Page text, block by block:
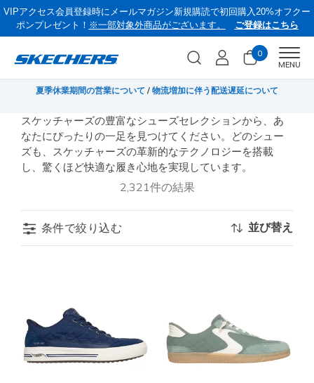
VIPアクセス会員登録時にメールマガジン新規購読で初回購入20%オフクー
ポンプレゼント！ ※一部対象外商品がございます。 ご登録はこちら
0
MENU
夏季休業期間の営業について / 物流増加に伴う配送遅延について
スケッチャーズの豊富なシューズセレクションから、あ
なたにぴったりの一足を見つけてください。どのシュー
ズも、スケッチャーズの革新的なテクノロジーを搭載
し、驚くほど快適な履き心地を実現しています。
2,321件の結果
条件で絞り込む 並び替え